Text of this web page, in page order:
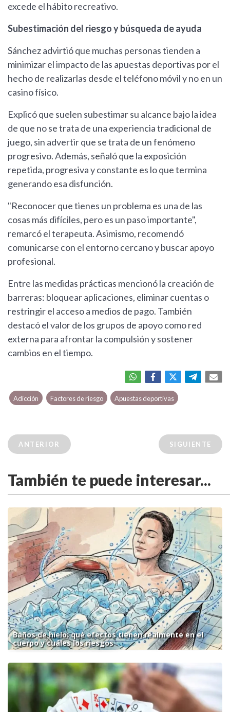
excede el hábito recreativo.
Subestimación del riesgo y búsqueda de ayuda
Sánchez advirtió que muchas personas tienden a
minimizar el impacto de las apuestas deportivas por el
hecho de realizarlas desde el teléfono móvil y no en un
casino físico.
Explicó que suelen subestimar su alcance bajo la idea
de que no se trata de una experiencia tradicional de
juego, sin advertir que se trata de un fenómeno
progresivo. Además, señaló que la exposición
repetida, progresiva y constante es lo que termina
generando esa disfunción.
"Reconocer que tienes un problema es una de las
cosas más difíciles, pero es un paso importante",
remarcó el terapeuta. Asimismo, recomendó
comunicarse con el entorno cercano y buscar apoyo
profesional.
Entre las medidas prácticas mencionó la creación de
barreras: bloquear aplicaciones, eliminar cuentas o
restringir el acceso a medios de pago. También
destacó el valor de los grupos de apoyo como red
externa para afrontar la compulsión y sostener
cambios en el tiempo.
Adicción Factores de riesgo Apuestas deportivas
ANTERIOR SIGUIENTE
También te puede interesar...
Baños de hielo: qué efectos tienen realmente en el
cuerpo y cuáles los riesgos